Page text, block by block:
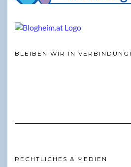
BLEIBEN WIR IN VERBINDUNG!
RECHTLICHES & MEDIEN